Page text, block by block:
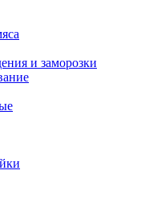
и заморозки